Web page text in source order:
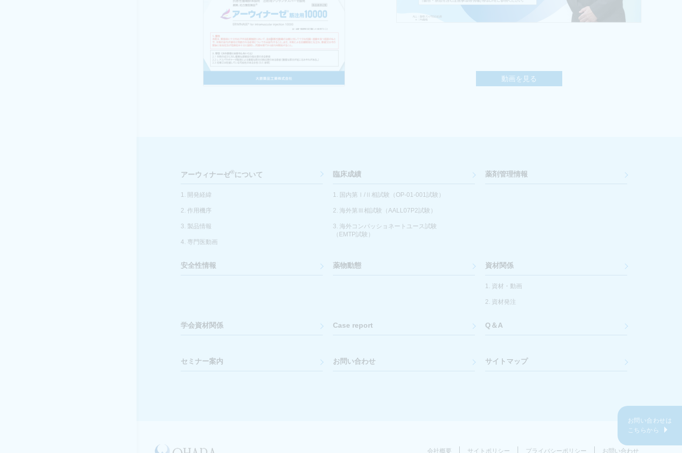
動画を見る
アーウィナーゼ®について
1. 開発経緯
2. 作用機序
3. 製品情報
4. 専門医動画
臨床成績
1. 国内第Ⅰ/Ⅱ相試験 （OP-01-001試験）
2. 海外第Ⅲ相試験 （AALL07P2試験）
3. 海外コンパッショネートユース試験
（EMTP試験）
薬剤管理情報
安全性情報 薬物動態 資材関係
1. 資材・動画
2. 資材発注
学会資材関係 Case report Q＆A
セミナー案内 お問い合わせ サイトマップ
会社概要 サイトポリシー プライバシーポリシー お問い合わせ
お問い合わせは
こちらから